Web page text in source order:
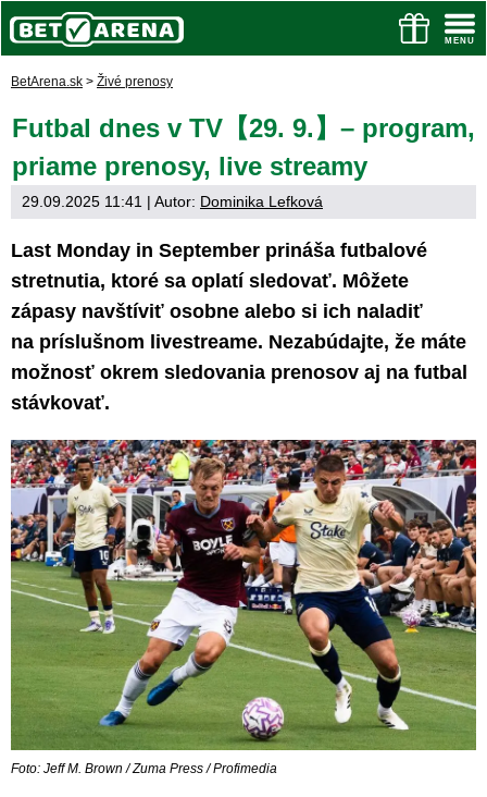
BetArena.sk > Živé prenosy
Futbal dnes v TV【29. 9.】– program,
priame prenosy, live streamy
29.09.2025 11:41 | Autor: Dominika Lefková
Last Monday in September prináša futbalové
stretnutia, ktoré sa oplatí sledovať. Môžete
zápasy navštíviť osobne alebo si ich naladiť
na príslušnom livestreame. Nezabúdajte, že máte
možnosť okrem sledovania prenosov aj na futbal
stávkovať.
Foto: Jeff M. Brown / Zuma Press / Profimedia